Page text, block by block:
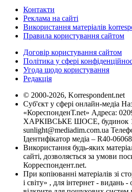
Контакти
Реклама на сайті
Використання матеріалів
Правила користування сайтом
Договір користування сайтом
Політика у сфері
Угода щодо користування
Редакція
© 2000-2026, Korrespondent.net
Суб'єкт у сфері онлайн-медіа
«КореспонденТ.net» Адреса:
ХАРКІВСЬКЕ ШОСЕ, будинок
sunlight@mediadim.com.ua
Ідентифікатор медіа – R40-06068
Використання будь-яких
сайті, дозволяється за умови
Корреспондент.net.
При копіюванні матеріалів зі
і світу» , для інтернет - видань